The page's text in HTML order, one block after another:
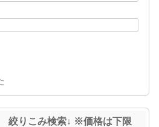
絞りこみ検索↓ ※価格は下限